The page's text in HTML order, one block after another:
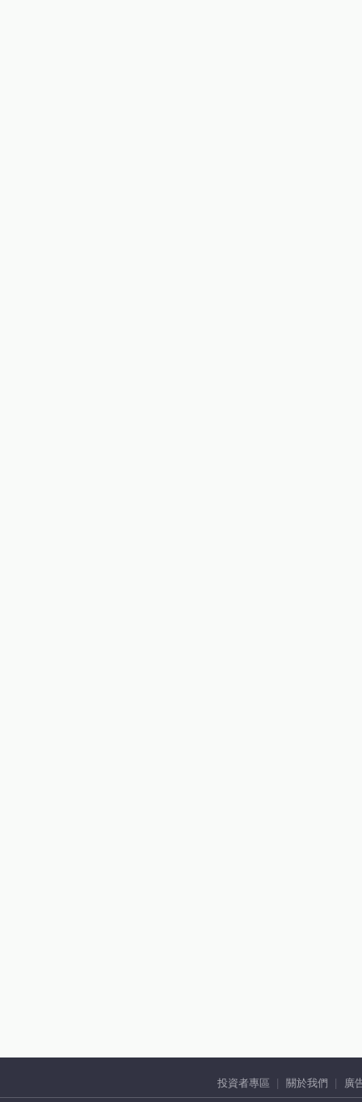
投資者專區 關於我們 廣